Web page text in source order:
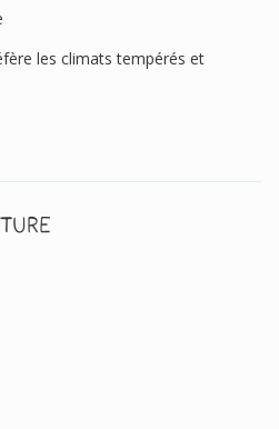
les climats tempérés et